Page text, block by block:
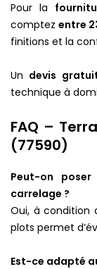
Pour la
comptez entre
finitions et la
Un devis
technique à
FAQ –
(77590)
Peut-on
carrelage ?
Oui, à condition
plots permet
Est-ce adapté